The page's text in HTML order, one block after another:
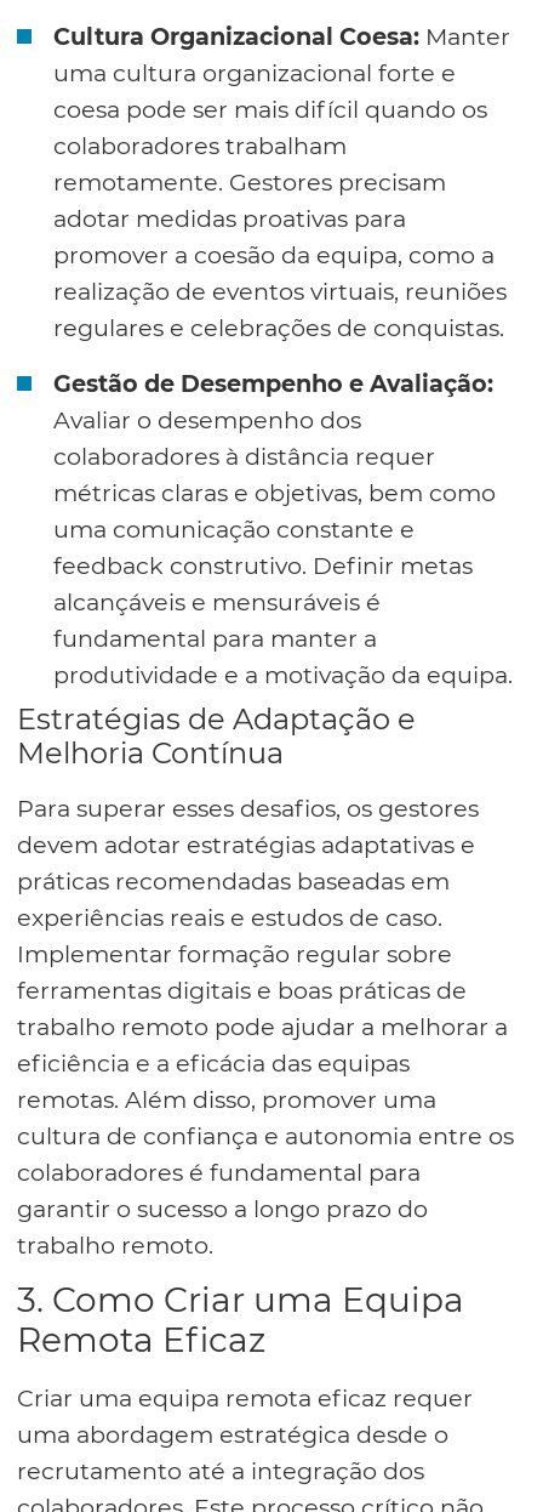
Cultura Organizacional Coesa: Manter
uma cultura organizacional forte e
coesa pode ser mais difícil quando os
colaboradores trabalham
remotamente. Gestores precisam
adotar medidas proativas para
promover a coesão da equipa, como a
realização de eventos virtuais, reuniões
regulares e celebrações de conquistas.
Gestão de Desempenho e Avaliação:
Avaliar o desempenho dos
colaboradores à distância requer
métricas claras e objetivas, bem como
uma comunicação constante e
feedback construtivo. Definir metas
alcançáveis e mensuráveis é
fundamental para manter a
produtividade e a motivação da equipa.
Estratégias de Adaptação e
Melhoria Contínua
Para superar esses desafios, os gestores
devem adotar estratégias adaptativas e
práticas recomendadas baseadas em
experiências reais e estudos de caso.
Implementar formação regular sobre
ferramentas digitais e boas práticas de
trabalho remoto pode ajudar a melhorar a
eficiência e a eficácia das equipas
remotas. Além disso, promover uma
cultura de confiança e autonomia entre os
colaboradores é fundamental para
garantir o sucesso a longo prazo do
trabalho remoto.
3. Como Criar uma Equipa
Remota Eficaz
Criar uma equipa remota eficaz requer
uma abordagem estratégica desde o
recrutamento até a integração dos